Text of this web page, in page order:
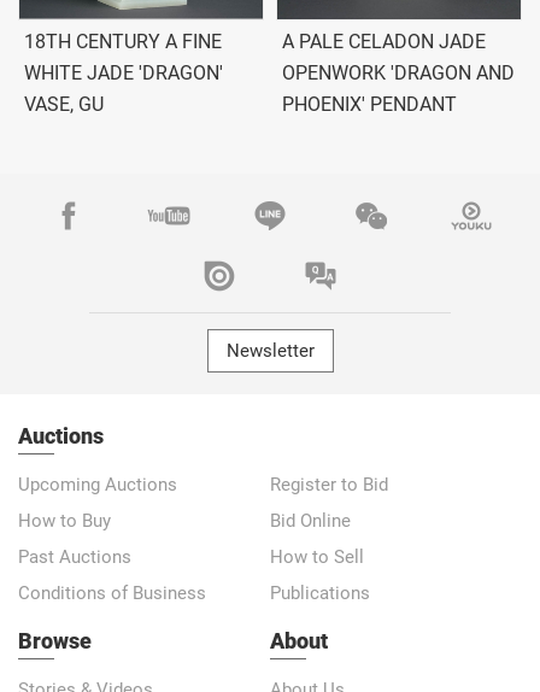
18TH CENTURY A FINE
WHITE JADE 'DRAGON'
VASE, GU
A PALE CELADON JADE
OPENWORK 'DRAGON AND
PHOENIX' PENDANT
Newsletter
Auctions
Upcoming Auctions
Register to Bid
How to Buy
Bid Online
Past Auctions
How to Sell
Conditions of Business
Publications
Browse About